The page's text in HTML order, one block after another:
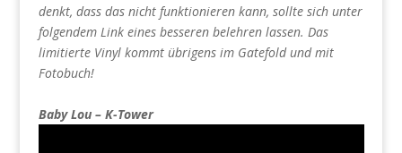
denkt, dass das nicht funktionieren kann, sollte sich unter
folgendem Link eines besseren belehren lassen. Das
limitierte Vinyl kommt übrigens im Gatefold und mit
Fotobuch!
Baby Lou – K-Tower